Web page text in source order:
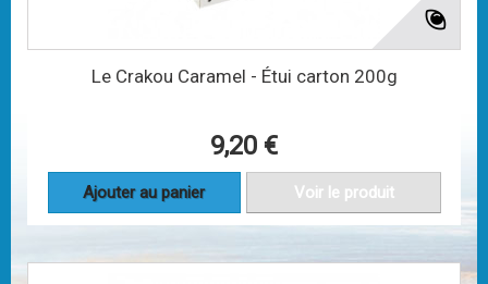
Le Crakou Caramel - Étui carton 200g
9,20 €
Ajouter au panier Voir le produit